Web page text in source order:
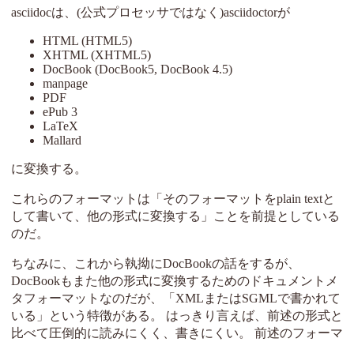
asciidocは、(公式プロセッサではなく)asciidoctorが
HTML (HTML5)
XHTML (XHTML5)
DocBook (DocBook5, DocBook 4.5)
manpage
PDF
ePub 3
LaTeX
Mallard
に変換する。
これらのフォーマットは「そのフォーマットをplain textと
して書いて、他の形式に変換する」ことを前提としている
のだ。
ちなみに、これから執拗にDocBookの話をするが、
DocBookもまた他の形式に変換するためのドキュメントメ
タフォーマットなのだが、「XMLまたはSGMLで書かれて
いる」という特徴がある。 はっきり言えば、前述の形式と
比べて圧倒的に読みにくく、書きにくい。 前述のフォーマ